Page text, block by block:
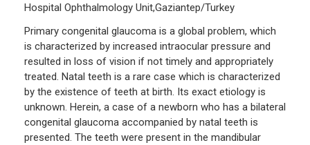
Hospital Ophthalmology Unit,Gaziantep/Turkey
Primary congenital glaucoma is a global problem, which
is characterized by increased intraocular pressure and
resulted in loss of vision if not timely and appropriately
treated. Natal teeth is a rare case which is characterized
by the existence of teeth at birth. Its exact etiology is
unknown. Herein, a case of a newborn who has a bilateral
congenital glaucoma accompanied by natal teeth is
presented. The teeth were present in the mandibular